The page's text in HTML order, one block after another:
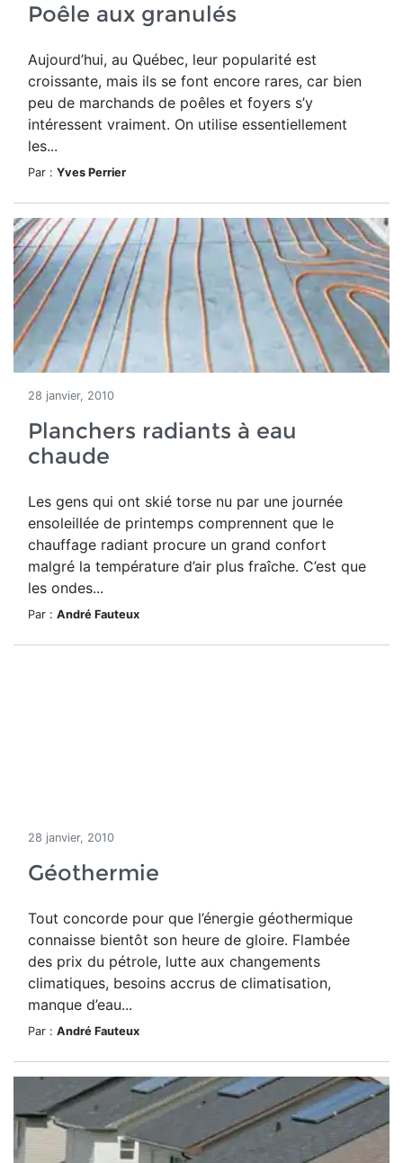
Poêle aux granulés
Aujourd’hui, au Québec, leur popularité est
croissante, mais ils se font encore rares, car bien
peu de marchands de poêles et foyers s’y
intéressent vraiment. On utilise essentiellement
les...
Par : Yves Perrier
28 janvier, 2010
Planchers radiants à eau
chaude
Les gens qui ont skié torse nu par une journée
ensoleillée de printemps comprennent que le
chauffage radiant procure un grand confort
malgré la température d’air plus fraîche. C’est que
les ondes...
Par : André Fauteux
28 janvier, 2010
Géothermie
Tout concorde pour que l’énergie géothermique
connaisse bientôt son heure de gloire. Flambée
des prix du pétrole, lutte aux changements
climatiques, besoins accrus de climatisation,
manque d’eau...
Par : André Fauteux